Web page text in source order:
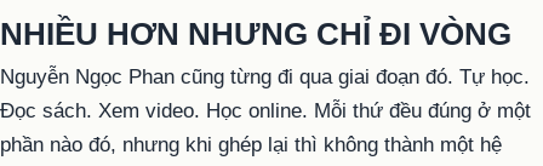
NHIỀU HƠN NHƯNG CHỈ ĐI VÒNG
Nguyễn Ngọc Phan cũng từng đi qua giai đoạn đó. Tự học.
Đọc sách. Xem video. Học online. Mỗi thứ đều đúng ở một
phần nào đó, nhưng khi ghép lại thì không thành một hệ